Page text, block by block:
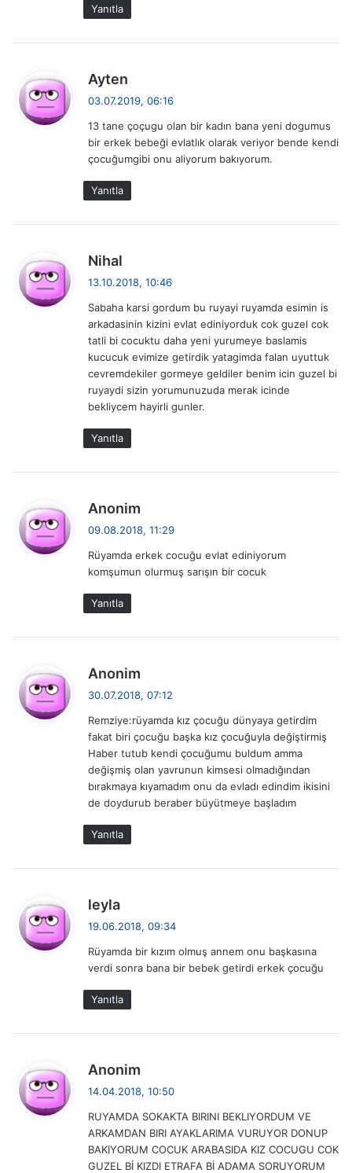
Yanıtla
Ayten
i
k
i
:
03.07.2019, 06:16
13 tane çoçugu olan bir kadın bana yeni dogumus
bir erkek bebeği evlatlık olarak veriyor bende kendi
çocuğumgibi onu aliyorum bakıyorum.
Yanıtla
Nihal
i
k
i
13.10.2018, 10:46
Sabaha karsi gordum bu ruyayi ruyamda esimin is
arkadasinin kizini evlat ediniyorduk cok guzel cok
tatli bi cocuktu daha yeni yurumeye baslamis
kucucuk evimize getirdik yatagimda falan uyuttuk
cevremdekiler gormeye geldiler benim icin guzel bi
ruyaydi sizin yorumunuzuda merak icinde
bekliycem hayirli gunler.
Yanıtla
Anonim
i
k
09.08.2018, 11:29
Rüyamda erkek cocuğu evlat ediniyorum
komşumun olurmuş sarışın bir cocuk
Yanıtla
Anonim
i
k
i
30.07.2018, 07:12
Remziye:rüyamda kız çocuğu dünyaya getirdim
fakat biri çocuğu başka kız çocuğuyla değiştirmiş
Haber tutub kendi çocuğumu buldum amma
değişmiş olan yavrunun kimsesi olmadığından
bırakmaya kıyamadım onu da evladı edindim ikisini
de doydurub beraber büyütmeye başladım
Yanıtla
leyla
i
k
i
:
19.06.2018, 09:34
Rüyamda bir kızım olmuş annem onu başkasına
verdi sonra bana bir bebek getirdi erkek çocuğu
Yanıtla
Anonim
k
i
14.04.2018, 10:50
RUYAMDA SOKAKTA BIRINI BEKLIYORDUM VE
ARKAMDAN BIRI AYAKLARIMA VURUYOR DONUP
BAKIYORUM COCUK ARABASIDA KIZ COCUGU COK
GUZEL Bİ KIZDI ETRAFA Bİ ADAMA SORUYORUM